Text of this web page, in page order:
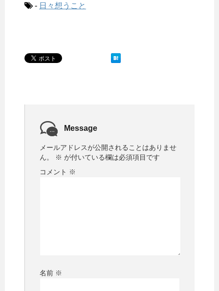
- 日々想うこと
Message
メールアドレスが公開されることはありませ
ん。
※ が付いている欄は必須項目です
コメント ※
名前 ※